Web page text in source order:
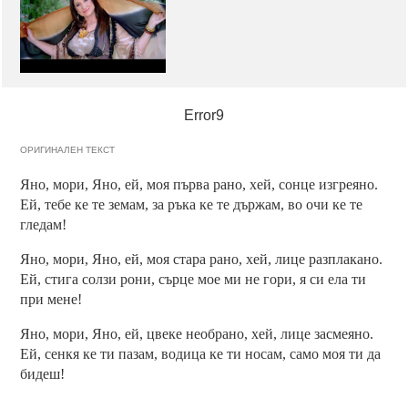
Error9
ОРИГИНАЛЕН ТЕКСТ
Яно, мори, Яно, ей, моя първа рано, хей, сонце изгреяно.
Ей, тебе ке те земам, за ръка ке те държам, во очи ке те
гледам!
Яно, мори, Яно, ей, моя стара рано, хей, лице разплакано.
Ей, стига солзи рони, сърце мое ми не гори, я си ела ти
при мене!
Яно, мори, Яно, ей, цвеке необрано, хей, лице засмеяно.
Ей, сенкя ке ти пазам, водица ке ти носам, само моя ти да
бидеш!